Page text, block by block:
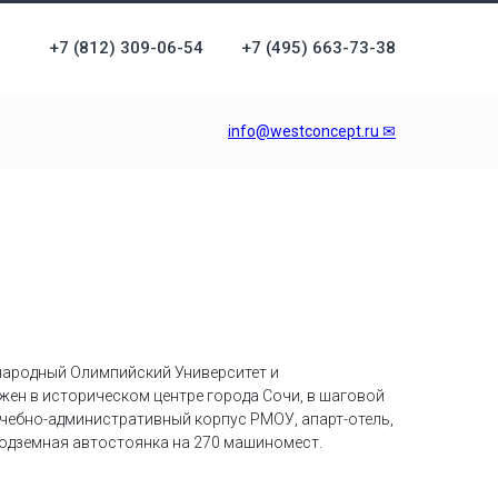
+7 (812) 309-06-54 +7 (495) 663-73-38
info@westconcept.ru ✉
Олимпийский Университет и
в историческом центре города Сочи, в шаговой
административный корпус РМОУ, апарт-отель,
автостоянка на 270 машиномест.